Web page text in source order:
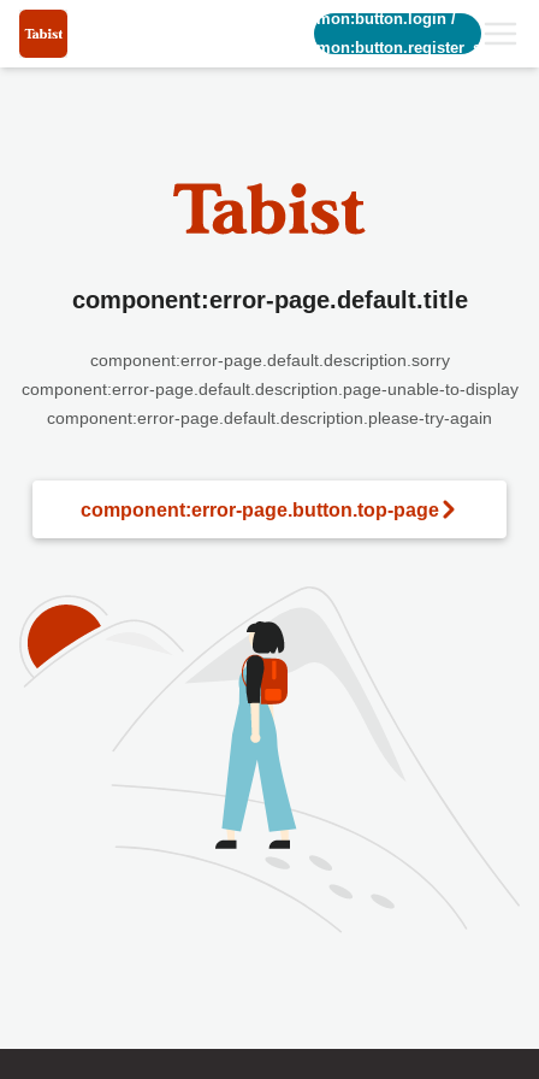
common:button.login/
common:button.register_short
component:error-page.default.title
component:error-page.default.description.sorry
component:error-page.default.description.page-unable-to-display
component:error-page.default.description.please-try-again
component:error-page.button.top-page